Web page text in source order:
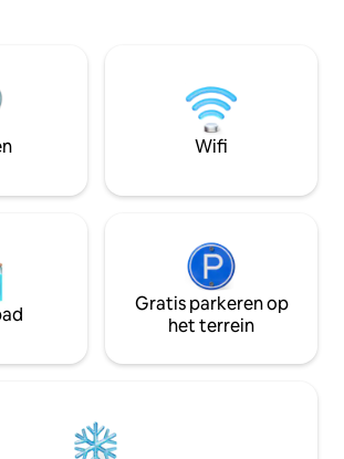
en een putting
idyllische ruimte
kingsize bedden en 2
totale
En het beste
enkele minuten
resortspa en
kinderen mee,
ontspannen!
Wifi
Gratis parkeren op
het terrein